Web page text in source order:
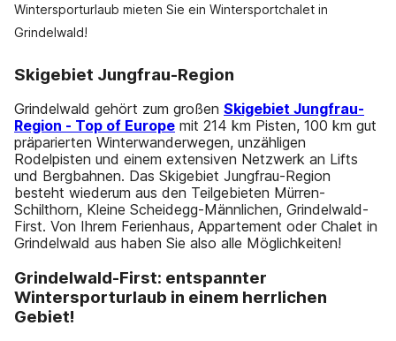
Wintersporturlaub mieten Sie ein Wintersportchalet in
Grindelwald!
Skigebiet Jungfrau-Region
Grindelwald gehört zum großen Skigebiet Jungfrau-
Region - Top of Europe mit 214 km Pisten, 100 km gut
präparierten Winterwanderwegen, unzähligen
Rodelpisten und einem extensiven Netzwerk an Lifts
und Bergbahnen. Das Skigebiet Jungfrau-Region
besteht wiederum aus den Teilgebieten Mürren-
Schilthorn, Kleine Scheidegg-Männlichen, Grindelwald-
First. Von Ihrem Ferienhaus, Appartement oder Chalet in
Grindelwald aus haben Sie also alle Möglichkeiten!
Grindelwald-First: entspannter
Wintersporturlaub in einem herrlichen
Gebiet!